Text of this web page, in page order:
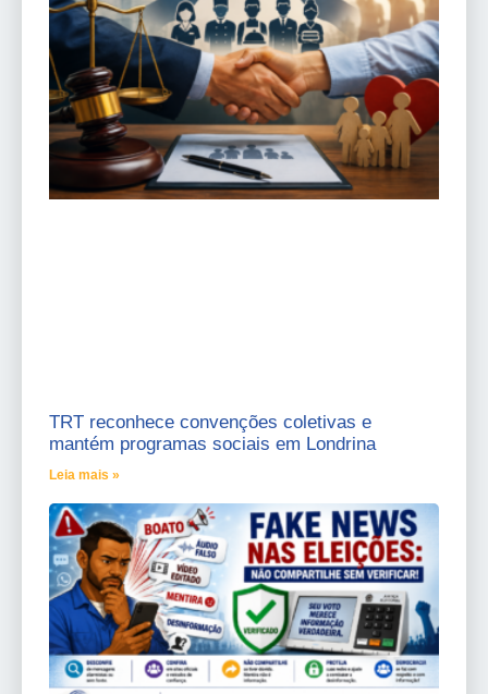
TRT reconhece convenções coletivas e
mantém programas sociais em Londrina
Leia mais »